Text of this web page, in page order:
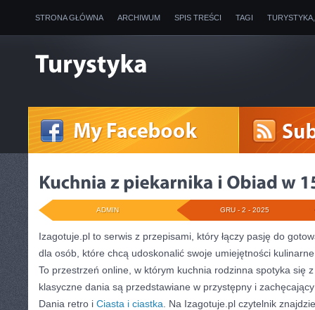
STRONA GŁÓWNA ARCHIWUM SPIS TREŚCI TAGI
GRU - 2 - 2025
ADMIN
Izagotuje.pl to serwis z przepisami, który łączy pasję do
dla osób, które chcą udoskonalić swoje umiejętności
To przestrzeń online, w którym kuchnia rodzinna spotyka się
klasyczne dania są przedstawiane w przystępny i
Dania retro i Ciasta i ciastka . Na Izagotuje.pl czytelnik